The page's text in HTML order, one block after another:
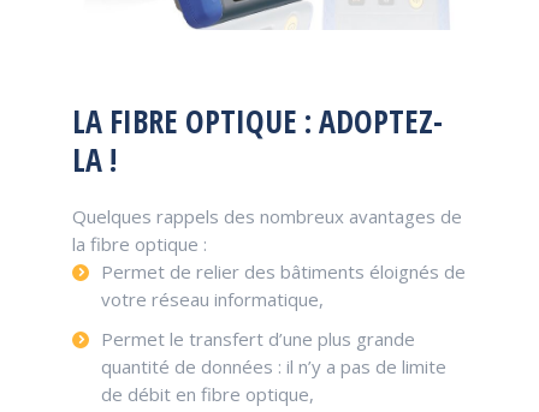
LA FIBRE OPTIQUE : ADOPTEZ-
LA !
Quelques rappels des nombreux avantages de
la fibre optique :
Permet de relier des bâtiments éloignés de
votre réseau informatique,
Permet le transfert d’une plus grande
quantité de données : il n’y a pas de limite
de débit en fibre optique,